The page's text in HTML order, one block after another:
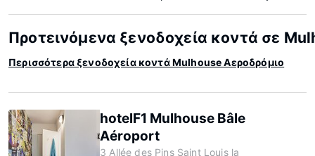
Προτεινόμενα ξενοδοχεία κοντά σε
Περισσότερα ξενοδοχεία κοντά Mulhouse Αεροδρόμιο
hotelF1 Mulhouse Bâle
Aéroport
3 Allée des Pins Saint Louis la